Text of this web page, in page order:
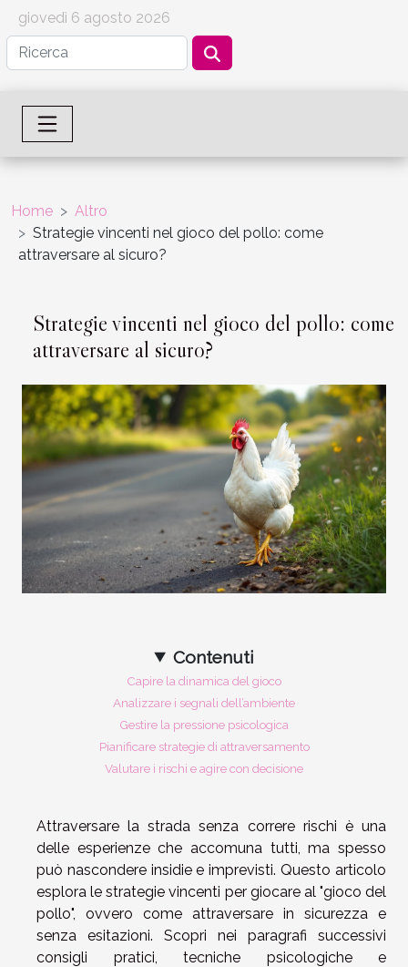
giovedì 6 agosto 2026
Home
Altro
Strategie vincenti nel gioco del pollo: come
attraversare al sicuro?
Strategie vincenti nel gioco del pollo: come
attraversare al sicuro?
Contenuti
Capire la dinamica del gioco
Analizzare i segnali dell’ambiente
Gestire la pressione psicologica
Pianificare strategie di attraversamento
Valutare i rischi e agire con decisione
Attraversare la strada senza correre rischi è una
delle esperienze che accomuna tutti, ma spesso
può nascondere insidie e imprevisti. Questo articolo
esplora le strategie vincenti per giocare al "gioco del
pollo", ovvero come attraversare in sicurezza e
senza esitazioni. Scopri nei paragrafi successivi
consigli pratici, tecniche psicologiche e